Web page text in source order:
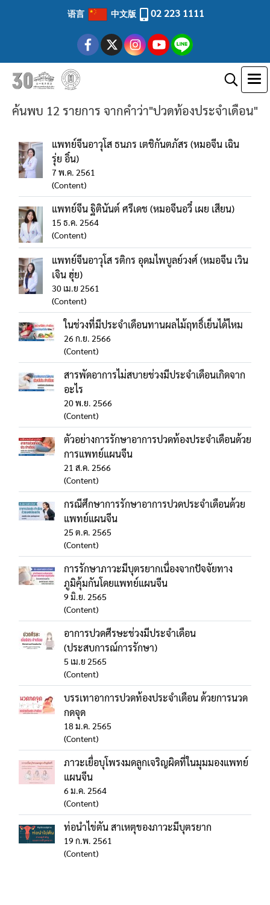
语言 中文版 02 223 1111
ค้นพบ 12 รายการ จากคำว่า"ปวดท้องประจำเดือน"
แพทย์จีนอาวุโส ธนภร เตชิกันตภัสร (หมอจีน เฉิน
รุ่ย อิ๋น)
7 พ.ค. 2561
(Content)
แพทย์จีน ฐิตินันต์ ศรีเดช (หมอจีนอวี๋ เผย เสียน)
15 ธ.ค. 2564
(Content)
แพทย์จีนอาวุโส รติกร อุดมไพบูลย์วงศ์ (หมอจีน เวิน
เจิน ฮุ่ย)
30 เม.ย 2561
(Content)
ในช่วงที่มีประจำเดือนทานผลไม้ฤทธิ์เย็นได้ไหม
26 ก.ย. 2566
(Content)
สารพัดอาการไม่สบายช่วงมีประจำเดือนเกิดจาก
อะไร
20 พ.ย. 2566
(Content)
ตัวอย่างการรักษาอาการปวดท้องประจำเดือนด้วย
การแพทย์แผนจีน
21 ส.ค. 2566
(Content)
กรณีศึกษาการรักษาอาการปวดประจำเดือนด้วย
แพทย์แผนจีน
25 ต.ค. 2565
(Content)
การรักษาภาวะมีบุตรยากเนื่องจากปัจจัยทาง
ภูมิคุ้มกันโดยแพทย์แผนจีน
9 มิ.ย. 2565
(Content)
อาการปวดศีรษะช่วงมีประจำเดือน
(ประสบการณ์การรักษา)
5 เม.ย 2565
(Content)
บรรเทาอาการปวดท้องประจำเดือน ด้วยการนวด
กดจุด
18 ม.ค. 2565
(Content)
ภาวะเยื่อบุโพรงมดลูกเจริญผิดที่ในมุมมองแพทย์
แผนจีน
6 ม.ค. 2564
(Content)
ท่อนำไข่ตัน สาเหตุของภาวะมีบุตรยาก
19 ก.พ. 2561
(Content)